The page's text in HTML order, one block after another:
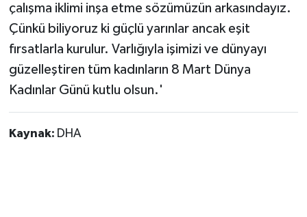
çalışma iklimi inşa etme sözümüzün arkasındayız.
Çünkü biliyoruz ki güçlü yarınlar ancak eşit
fırsatlarla kurulur. Varlığıyla işimizi ve dünyayı
güzelleştiren tüm kadınların 8 Mart Dünya
Kadınlar Günü kutlu olsun.'
Kaynak: DHA